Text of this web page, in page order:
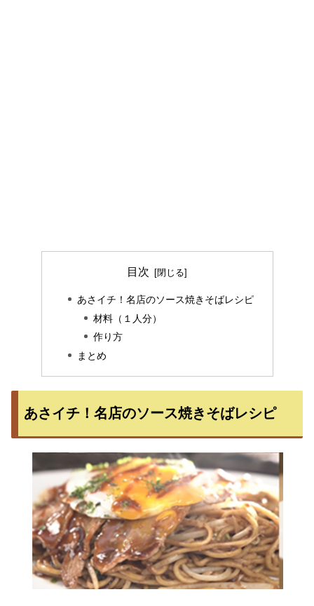
目次
あさイチ！名店のソース焼きそばレシピ
材料（１人分）
作り方
まとめ
あさイチ！名店のソース焼きそばレシピ